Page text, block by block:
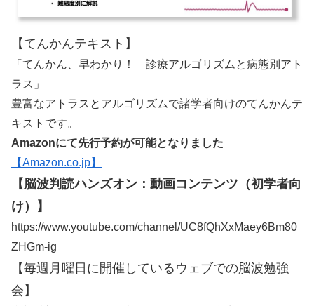
【てんかんテキスト】
「てんかん、早わかり！ 診療アルゴリズムと病態別アト
ラス」
豊富なアトラスとアルゴリズムで諸学者向けのてんかんテ
キストです。
Amazonにて先行予約が可能となりました
【Amazon.co.jp】
【脳波判読ハンズオン：動画コンテンツ（初学者向
け）】
https://www.youtube.com/channel/UC8fQhXxMaey6Bm80
ZHGm-ig
【毎週月曜日に開催しているウェブでの脳波勉強
会】